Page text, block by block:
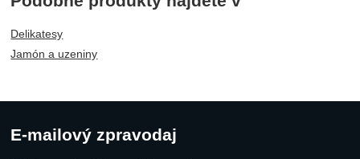
také pro prosciutto di Parma
Bayonne a jiné sušené…
Delikatesy
Jamón a uzeniny
E-mailový zpravodaj